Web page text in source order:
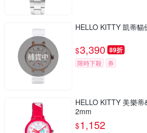
補貨中
HELLO KITTY 凱蒂
$3,390 89折
限時下殺 券
HELLO KITTY 美樂
2mm
$1,152